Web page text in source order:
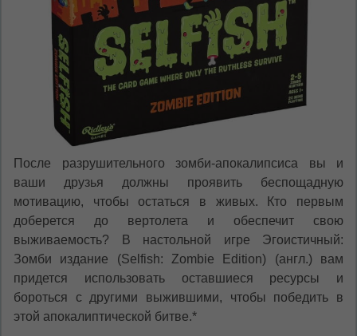
После разрушительного зомби-апокалипсиса вы и
ваши друзья должны проявить беспощадную
мотивацию, чтобы остаться в живых. Кто первым
доберется до вертолета и обеспечит свою
выживаемость? В настольной игре Эгоистичный:
Зомби издание (Selfish: Zombie Edition) (англ.) вам
придется использовать оставшиеся ресурсы и
бороться с другими выжившими, чтобы победить в
этой апокалиптической битве.*
al paginii.
RO RU